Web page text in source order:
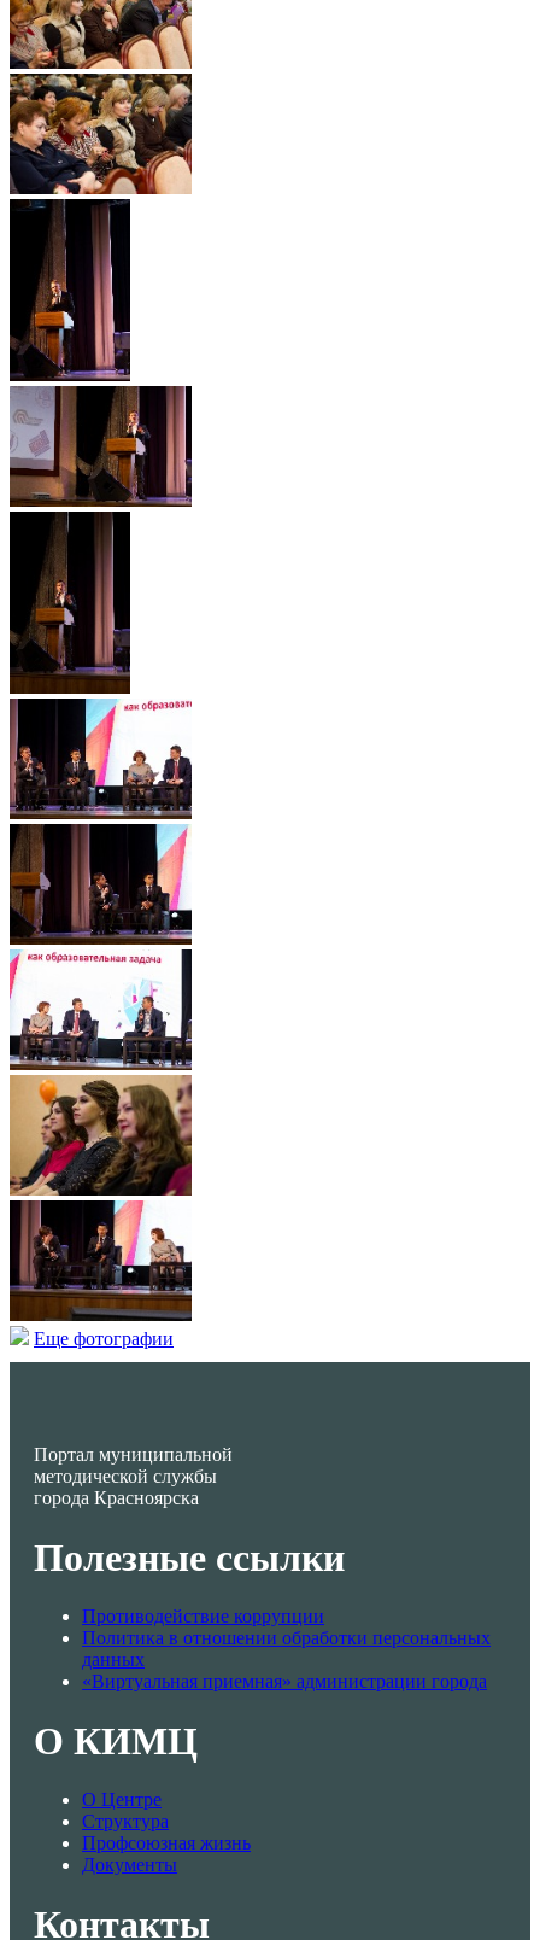
Еще фотографии
Портал муниципальной
методической службы
города Красноярска
Полезные ссылки
Противодействие коррупции
Политика в отношении обработки персональных
данных
«Виртуальная приемная» администрации города
О КИМЦ
О Центре
Структура
Профсоюзная жизнь
Документы
Контакты